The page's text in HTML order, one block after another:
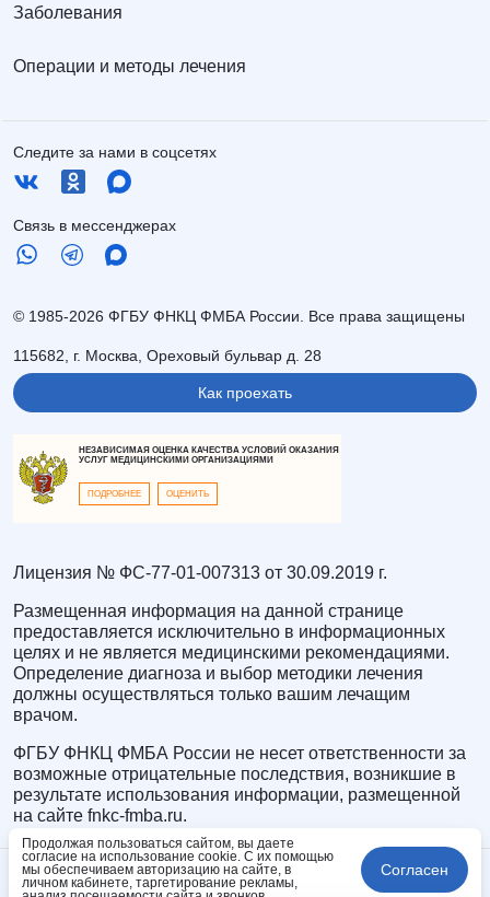
Заболевания
Операции и методы лечения
Следите за нами в соцсетях
Связь в мессенджерах
© 1985-2026 ФГБУ ФНКЦ ФМБА России. Все права защищены
115682, г. Москва, Ореховый бульвар д. 28
Как проехать
НЕЗАВИСИМАЯ ОЦЕНКА КАЧЕСТВА УСЛОВИЙ ОКАЗАНИЯ
УСЛУГ МЕДИЦИНСКИМИ ОРГАНИЗАЦИЯМИ
ПОДРОБНЕЕ ОЦЕНИТЬ
Лицензия № ФС-77-01-007313 от 30.09.2019 г.
Размещенная информация на данной странице
предоставляется исключительно в информационных
целях и не является медицинскими рекомендациями.
Определение диагноза и выбор методики лечения
должны осуществляться только вашим лечащим
врачом.
ФГБУ ФНКЦ ФМБА России не несет ответственности за
возможные отрицательные последствия, возникшие в
результате использования информации, размещенной
на сайте fnkc-fmba.ru.
Продолжая пользоваться сайтом, вы даете
согласие на использование cookie. С их помощью
мы обеспечиваем авторизацию на сайте, в
личном кабинете, таргетирование рекламы,
Согласен